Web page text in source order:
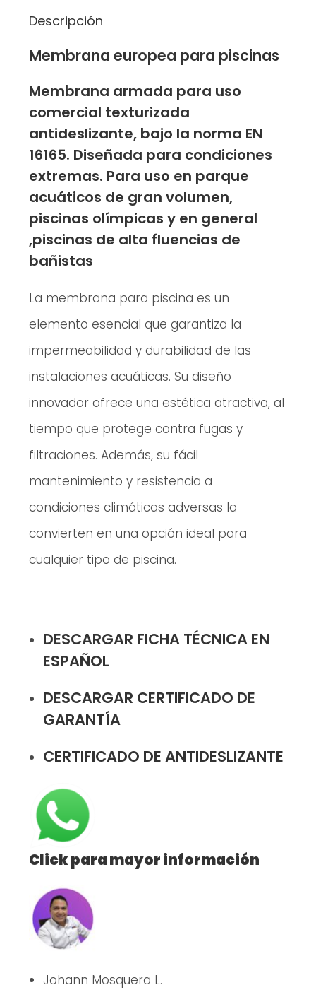
Descripción
Membrana europea para piscinas
Membrana armada para uso
comercial texturizada
antideslizante, bajo la norma EN
16165. Diseñada para condiciones
extremas. Para uso en parque
acuáticos de gran volumen,
piscinas olímpicas y en general
,piscinas de alta fluencias de
bañistas
La membrana para piscina es un
elemento esencial que garantiza la
impermeabilidad y durabilidad de las
instalaciones acuáticas. Su diseño
innovador ofrece una estética atractiva, al
tiempo que protege contra fugas y
filtraciones. Además, su fácil
mantenimiento y resistencia a
condiciones climáticas adversas la
convierten en una opción ideal para
cualquier tipo de piscina.
DESCARGAR FICHA TÉCNICA EN
ESPAÑOL
DESCARGAR CERTIFICADO DE
GARANTÍA
CERTIFICADO DE ANTIDESLIZANTE
Click para mayor información
Johann Mosquera L.